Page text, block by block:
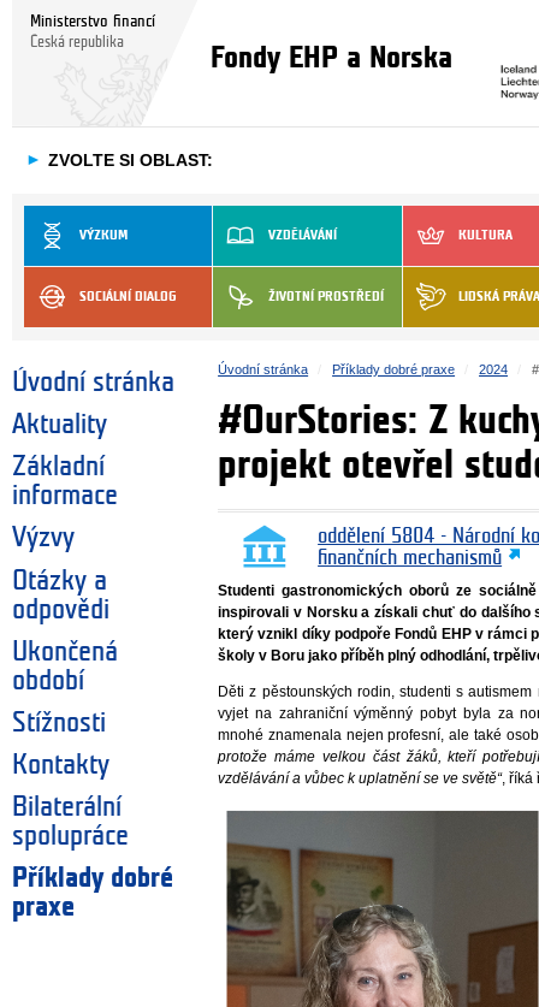
Ministerstvo financí
Česká republika
Fondy EHP a Norska
► ZVOLTE SI OBLAST:
VÝZKUM VZDĚLÁVÁNÍ KULTURA
SOCIÁLNÍ DIALOG ŽIVOTNÍ PROSTŘEDÍ LIDSKÁ PRÁVA
Úvodní stránka
Aktuality
Základní
informace
Výzvy
Otázky a
odpovědi
Ukončená
období
Stížnosti
Kontakty
Bilaterální
spolupráce
Příklady dobré
praxe
Úvodní stránka Příklady dobré praxe 2024
#OurStories: Z
projekt otevřel
oddělení 5804 - Národní
finančních mechanismů
Studenti gastronomických oborů ze
inspirovali v Norsku a získali chuť do dalšího
který vznikl díky podpoře Fondů EHP v rámci
školy v Boru jako příběh plný odhodlání,
Děti z pěstounských rodin, studenti s
vyjet na zahraniční výměnný pobyt byla za
mnohé znamenala nejen profesní, ale také
protože máme velkou část žáků, kteří
vzdělávání a vůbec k uplatnění se ve světě“, říká